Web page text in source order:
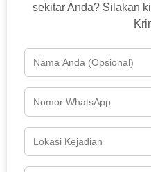
sekitar Anda? Silakan